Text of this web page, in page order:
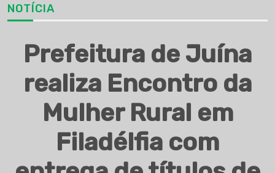
NOTÍCIA
Prefeitura de Juína
realiza Encontro da
Mulher Rural em
Filadélfia com